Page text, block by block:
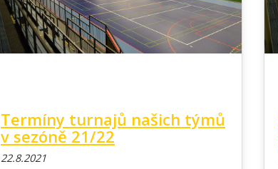
Termíny turnajů našich týmů
v sezóně 21/22
22.8.2021